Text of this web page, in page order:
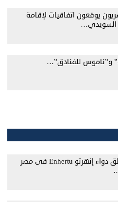
يوقعون اتفاقيات لإقامة
السويدي…
و”ناموس للفنادق”…
أسترازينيكا تطلق دواء إنهرتو Enhertu فى مصر